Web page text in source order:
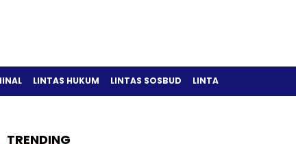
LINTAS HUKUM LINTAS SOSBUD LINTAS OLAH RAGA
TRENDING